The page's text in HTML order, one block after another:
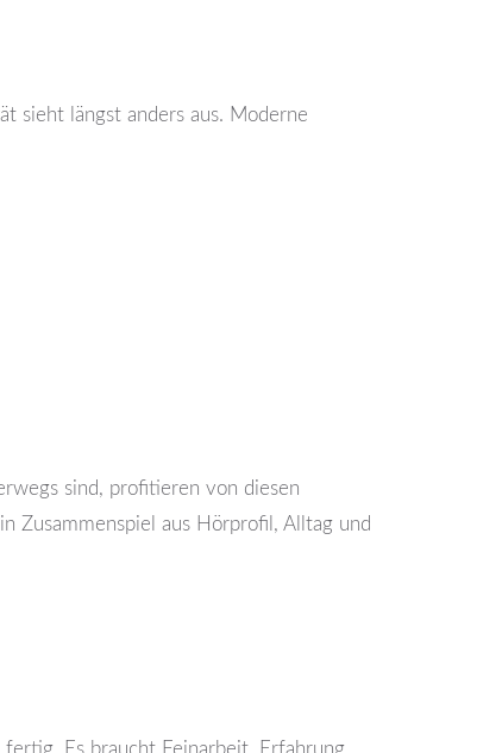
sieht längst anders aus. Moderne
sind, profitieren von diesen
Zusammenspiel aus Hörprofil, Alltag und
Es braucht Feinarbeit. Erfahrung.